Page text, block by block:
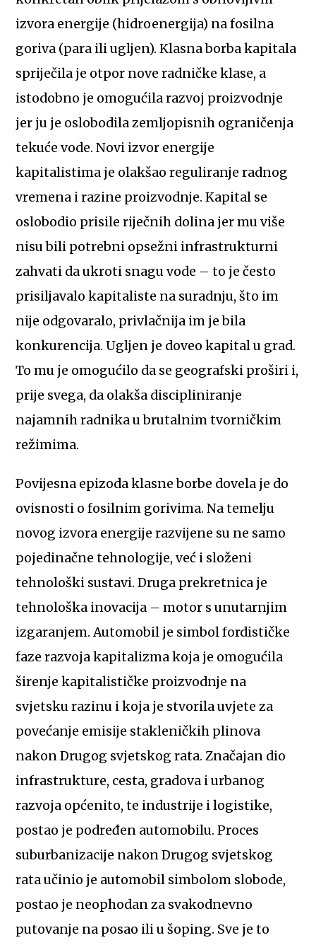
izvora energije (hidroenergija) na fosilna
goriva (para ili ugljen). Klasna borba kapitala
spriječila je otpor nove radničke klase, a
istodobno je omogućila razvoj proizvodnje
jer ju je oslobodila zemljopisnih ograničenja
tekuće vode. Novi izvor energije
kapitalistima je olakšao reguliranje radnog
vremena i razine proizvodnje. Kapital se
oslobodio prisile riječnih dolina jer mu više
nisu bili potrebni opsežni infrastrukturni
zahvati da ukroti snagu vode – to je često
prisiljavalo kapitaliste na suradnju, što im
nije odgovaralo, privlačnija im je bila
konkurencija. Ugljen je doveo kapital u grad.
To mu je omogućilo da se geografski proširi i,
prije svega, da olakša discipliniranje
najamnih radnika u brutalnim tvorničkim
režimima.
Povijesna epizoda klasne borbe dovela je do
ovisnosti o fosilnim gorivima. Na temelju
novog izvora energije razvijene su ne samo
pojedinačne tehnologije, već i složeni
tehnološki sustavi. Druga prekretnica je
tehnološka inovacija – motor s unutarnjim
izgaranjem. Automobil je simbol fordističke
faze razvoja kapitalizma koja je omogućila
širenje kapitalističke proizvodnje na
svjetsku razinu i koja je stvorila uvjete za
povećanje emisije stakleničkih plinova
nakon Drugog svjetskog rata. Značajan dio
infrastrukture, cesta, gradova i urbanog
razvoja općenito, te industrije i logistike,
postao je podređen automobilu. Proces
suburbanizacije nakon Drugog svjetskog
rata učinio je automobil simbolom slobode,
postao je neophodan za svakodnevno
putovanje na posao ili u šoping. Sve je to